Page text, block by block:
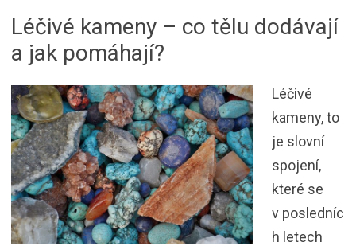
Léčivé kameny – co tělu dodávají
a jak pomáhají?
Léčivé
kameny, to
je slovní
spojení,
které se
v posledníc
h letech